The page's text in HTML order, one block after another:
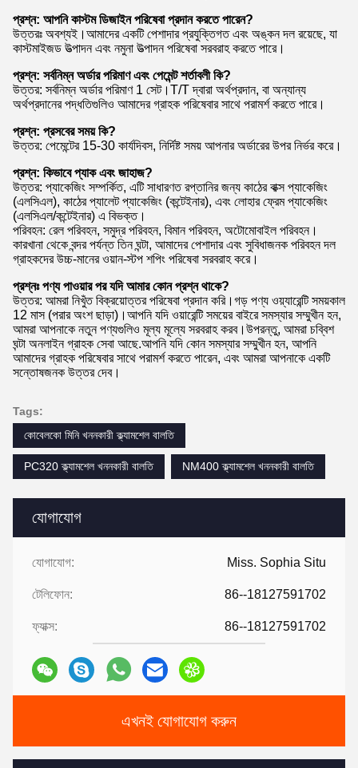
যোগাযোগ
যোগাযোগ: Miss. Sophia Situ
টেলিফোন: 86--18127591702
ফ্যাক্স: 86--18127591702
এখনই যোগাযোগ করুন
প্রশ্ন: আপনি কাস্টম ডিজাইন পরিষেবা প্রদান করতে পারেন?
উত্তরঃ অবশ্যই।আমাদের একটি পেশাদার প্রযুক্তিগত এবং অঙ্কন দল রয়েছে, যা
কাস্টমাইজড উত্পাদন এবং নমুনা উত্পাদন পরিষেবা সরবরাহ করতে পারে।
প্রশ্ন: সর্বনিম্ন অর্ডার পরিমাণ এবং পেমেন্ট শর্তাবলী কি?
উত্তর: সর্বনিম্ন অর্ডার পরিমাণ 1 সেট।T/T দ্বারা অর্থপ্রদান, বা অন্যান্য
অর্থপ্রদানের পদ্ধতিগুলিও আমাদের গ্রাহক পরিষেবার সাথে পরামর্শ করতে পারে।
প্রশ্ন: প্রসবের সময় কি?
উত্তর: পেমেন্টের 15-30 কার্যদিবস, নির্দিষ্ট সময় আপনার অর্ডারের উপর নির্ভর করে।
প্রশ্ন: কিভাবে প্যাক এবং জাহাজ?
উত্তর: প্যাকেজিং সম্পর্কিত, এটি সাধারণত রপ্তানির জন্য কাঠের বাক্স প্যাকেজিং
(এলসিএল), কাঠের প্যালেট প্যাকেজিং (কন্টেইনার), এবং লোহার ফ্রেম প্যাকেজিং
(এলসিএল/কন্টেইনার) এ বিভক্ত।
পরিবহন: রেল পরিবহন, সমুদ্র পরিবহন, বিমান পরিবহন, অটোমোবাইল পরিবহন।
কারখানা থেকে বন্দর পর্যন্ত তিন ঘন্টা, আমাদের পেশাদার এবং সুবিধাজনক পরিবহন দল
গ্রাহকদের উচ্চ-মানের ওয়ান-স্টপ শপিং পরিষেবা সরবরাহ করে।
প্রশ্নঃ পণ্য পাওয়ার পর যদি আমার কোন প্রশ্ন থাকে?
উত্তর: আমরা নিখুঁত বিক্রয়োত্তর পরিষেবা প্রদান করি।গড় পণ্য ওয়্যারেন্টি সময়কাল
12 মাস (পরার অংশ ছাড়া)।আপনি যদি ওয়ারেন্টি সময়ের বাইরে সমস্যার সম্মুখীন হন,
আমরা আপনাকে নতুন পণ্যগুলিও মূল্য মূল্যে সরবরাহ করব।উপরন্তু, আমরা চব্বিশ
ঘন্টা অনলাইন গ্রাহক সেবা আছে.আপনি যদি কোন সমস্যার সম্মুখীন হন, আপনি
আমাদের গ্রাহক পরিষেবার সাথে পরামর্শ করতে পারেন, এবং আমরা আপনাকে একটি
সন্তোষজনক উত্তর দেব।
Tags:
কোবেলকো মিনি খননকারী ক্ল্যামশেল বালতি
PC320 ক্ল্যামশেল খননকারী বালতি NM400 ক্ল্যামশেল খননকারী বালতি